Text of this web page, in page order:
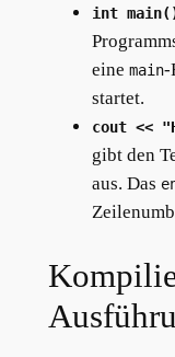
int
eine main-
startet.
cout <<
gibt den
aus. Das